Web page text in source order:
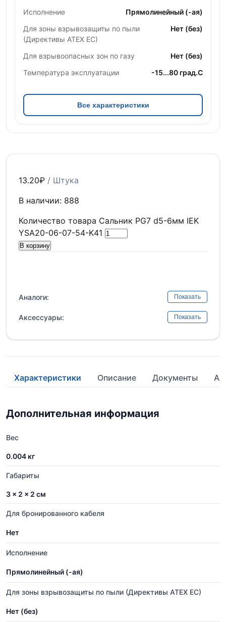
Исполнение
Прямолинейный (-ая)
Для зоны взрывозащиты по пыли
(Директивы ATEX ЕС)
Нет (без)
Для взрывоопасных зон по газу
Нет (без)
Температура эксплуатации
-15...80 град.C
Все характеристики
13.20₽ / Штука
В наличии: 888
Количество товара Сальник PG7 d5-6мм IEK
YSA20-06-07-54-K41
В корзину
Аналоги: Показать
Аксессуары: Показать
Характеристики Описание Документы
Дополнительная информация
Вес
0.004 кг
Габариты
3 × 2 × 2 см
Для бронированного кабеля
Нет
Исполнение
Прямолинейный (-ая)
Для зоны взрывозащиты по пыли (Директивы ATEX ЕС)
Нет (без)